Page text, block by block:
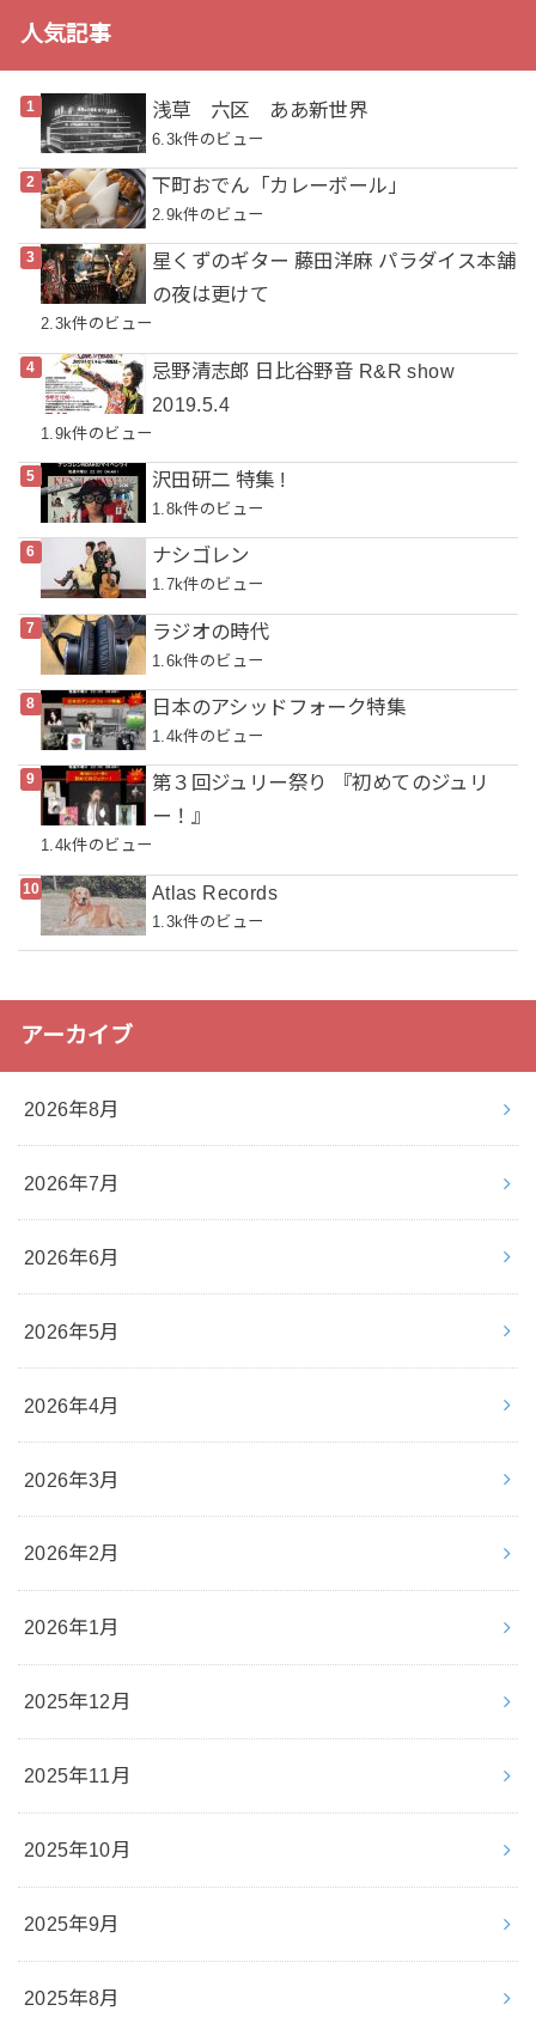
人気記事
浅草 六区 ああ新世界
6.3k件のビュー
下町おでん「カレーボール」
2.9k件のビュー
星くずのギター 藤田洋麻 パラダイス本舗
の夜は更けて
2.3k件のビュー
忌野清志郎 日比谷野音 R&R show
2019.5.4
1.9k件のビュー
沢田研二 特集 !
1.8k件のビュー
ナシゴレン
1.7k件のビュー
ラジオの時代
1.6k件のビュー
日本のアシッドフォーク特集
1.4k件のビュー
第３回ジュリー祭り 『初めてのジュリ
ー！』
1.4k件のビュー
Atlas Records
1.3k件のビュー
アーカイブ
2026年8月
2026年7月
2026年6月
2026年5月
2026年4月
2026年3月
2026年2月
2026年1月
2025年12月
2025年11月
2025年10月
2025年9月
2025年8月